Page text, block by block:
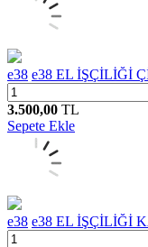
e38 e38 EL İŞÇİLİĞİ
3.500,00 TL
Sepete Ekle
e38 e38 EL İŞÇİLİĞİ